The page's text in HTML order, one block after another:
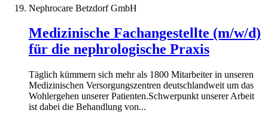
Nephrocare Betzdorf GmbH
Medizinische Fachangestellte (m/w/d)
für die nephrologische Praxis
Täglich kümmern sich mehr als 1800 Mitarbeiter in unseren
Medizinischen Versorgungszentren deutschlandweit um das
Wohlergehen unserer Patienten.Schwerpunkt unserer Arbeit
ist dabei die Behandlung von...